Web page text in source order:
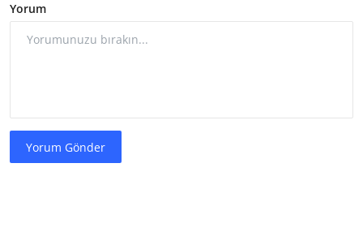
Yorum
Yorum Gönder